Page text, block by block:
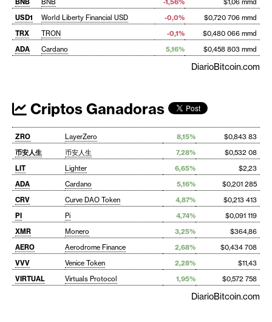
USD1
World Liberty Financial USD -0,0%
$0,720 706 mmd
TRX
TRON -0,1%
$0,480 066 mmd
ADA
Cardano 5,16% $0,458 803 mmd
DiarioBitcoin.com
Criptos Ganadoras
ZRO LayerZero 8,15%
$0,843 83
币安人生
币安人生 7,28%
$0,532 08
LIT
Lighter 6,65%
$2,23
ADA
Cardano 5,16%
$0,201 285
CRV
Curve DAO Token 4,87%
$0,213 413
PI
Pi 4,74%
$0,091 119
XMR
Monero 3,25%
$364,86
AERO
Aerodrome Finance 2,68%
$0,434 708
VVV
Venice Token 2,28%
$11,43
VIRTUAL
Virtuals Protocol 1,95% $0,572 758
DiarioBitcoin.com